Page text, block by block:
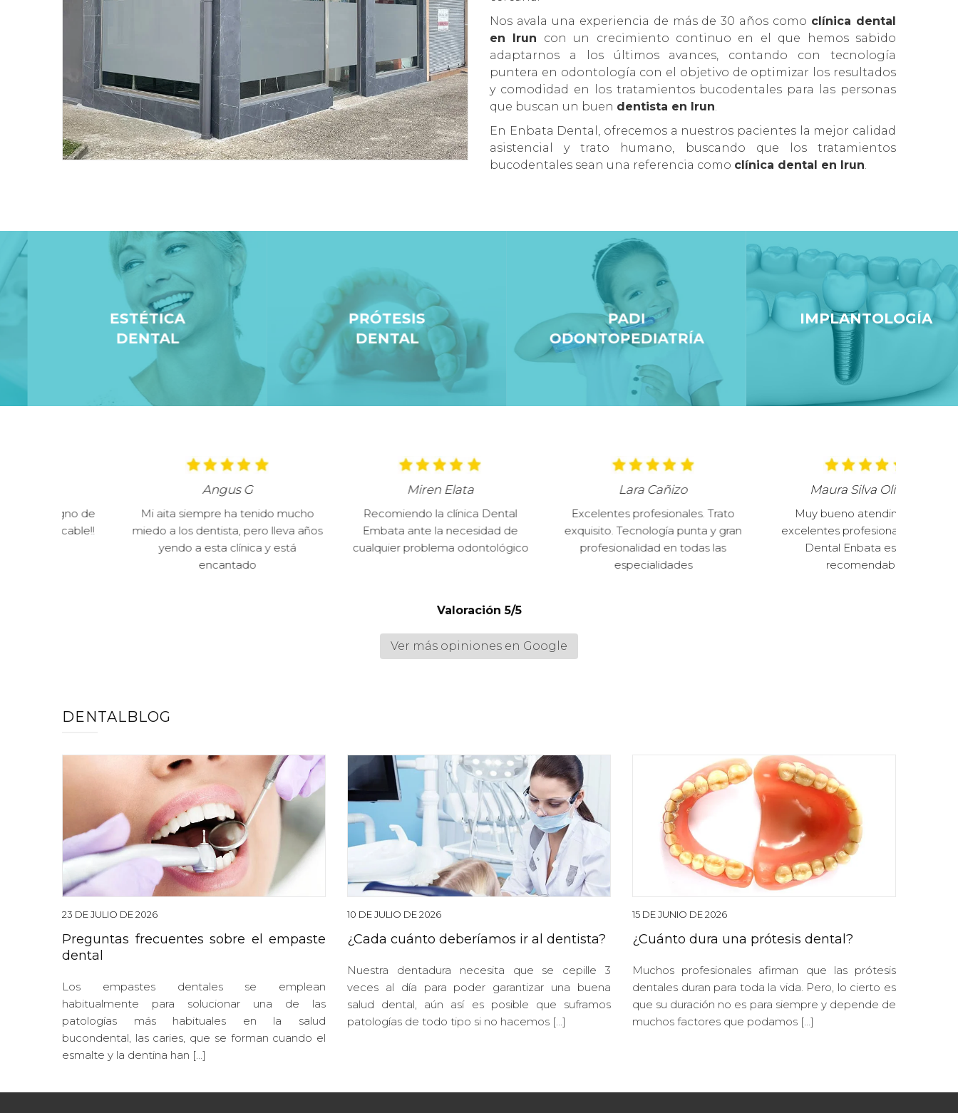
Nos avala una experiencia de más de 30 años como clínica dental
en Irun con un crecimiento continuo en el que hemos sabido
adaptarnos a los últimos avances, contando con tecnología
puntera en odontología con el objetivo de optimizar los resultados
y comodidad en los tratamientos bucodentales para las personas
que buscan un buen dentista en Irun.
En Enbata Dental, ofrecemos a nuestros pacientes la mejor calidad
asistencial y trato humano, buscando que los tratamientos
bucodentales sean una referencia como clínica dental en Irun.
ESTÉTICA
DENTAL
PRÓTESIS
DENTAL
PADI
ODONTOPEDIATRÍA
IMPLANTOLOGÍA
Mi aita siempre ha tenido mucho
miedo a los dentista, pero lleva años
yendo a esta clínica y está
Recomiendo la clínica Dental
Embata ante la necesidad de
cualquier problema odontológico
Lara Cañizo
Excelentes profesionales. Trato
exquisito. Tecnología punta y gran
profesionalidad en todas las
especialidades
Maura Silva Oliveira
Muy bueno atendimiento y
excelentes profesionales. Clínica
Dental Enbata es súper
recomendable.
Valoración 5/5
Ver más opiniones en Google
DENTALBLOG
23 DE JULIO DE 2026
Preguntas frecuentes sobre el empaste
dental
Los empastes dentales se emplean
habitualmente para solucionar una de las
patologías más habituales en la salud
bucondental, las caries, que se forman cuando el
esmalte y la dentina han […]
10 DE JULIO DE 2026
¿Cada cuánto deberíamos ir al dentista?
Nuestra dentadura necesita que se cepille 3
veces al día para poder garantizar una buena
salud dental, aún así es posible que suframos
patologías de todo tipo si no hacemos […]
15 DE JUNIO DE 2026
¿Cuánto dura una prótesis dental?
Muchos profesionales afirman que las prótesis
dentales duran para toda la vida. Pero, lo cierto es
que su duración no es para siempre y depende de
muchos factores que podamos […]